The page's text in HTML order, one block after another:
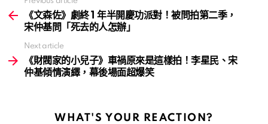
more《文森佐》劇終 1 年半開慶功派對！被問拍第二季，
宋仲基問「死去的人怎辦」
Next article
《財閥家的小兒子》車禍原來是這樣拍！李星民、宋
仲基傾情演繹，幕後場面超爆笑
WHAT'S YOUR REACTION?